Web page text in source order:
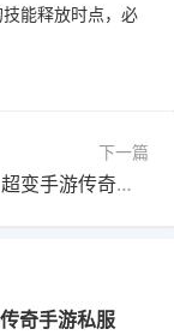
能释放时点，必
下一篇
下一篇：超变手游传奇角色转职任务链全解析
奇手游私服